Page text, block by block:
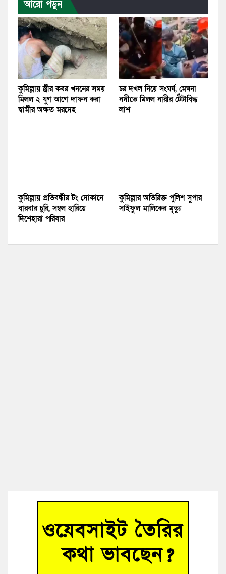
আরো পড়ুন
কুমিল্লায় স্ত্রীর কবর খননের সময়
মিলল ২ যুগ আগে দাফন করা
স্বামীর অক্ষত মরদেহ
চর দখল নিয়ে সংঘর্ষ, মেঘনা
নদীতে মিলল নারীর টেঁটাবিদ্ধ
লাশ
কুমিল্লায় প্রতিবন্ধীর টং দোকানে
বারবার চুরি, সম্বল হারিয়ে
দিশেহারা পরিবার
কুমিল্লার অতিরিক্ত পুলিশ সুপার
সাইফুল মালিকের মৃত্যু